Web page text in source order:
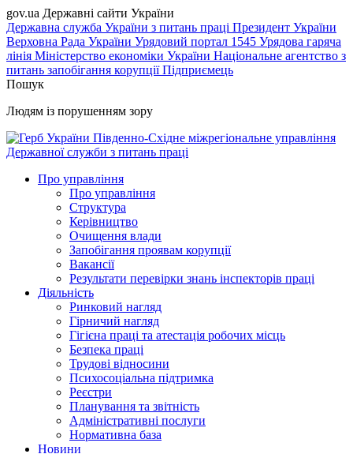
gov.ua Державні сайти України
Державна служба України з питань праці Президент України
Верховна Рада України Урядовий портал 1545 Урядова гаряча
лінія Міністерство економіки України Національне агентство з
питань запобігання корупціїПідприємець
Пошук
Людям із порушенням зору
Південно-Східне міжрегіональне управління
Державної служби з питань праці
Про управління
Про управління
Структура
Керівництво
Очищення влади
Запобігання проявам корупції
Вакансії
Результати перевірки знань інспекторів праці
Діяльність
Ринковий нагляд
Гірничий нагляд
Гігієна праці та атестація робочих місць
Безпека праці
Трудові відносини
Психосоціальна підтримка
Реєстри
Планування та звітність
Адміністративні послуги
Нормативна база
Новини